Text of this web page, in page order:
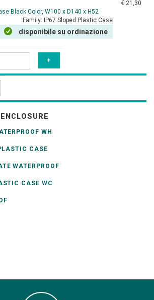
Black Color, W100 x D140 x H52
Family: IP67 Sloped Plastic Case
disponibile su ordinazione
€ 21,30
WH
CASE
WATERPROOF
CASE WC